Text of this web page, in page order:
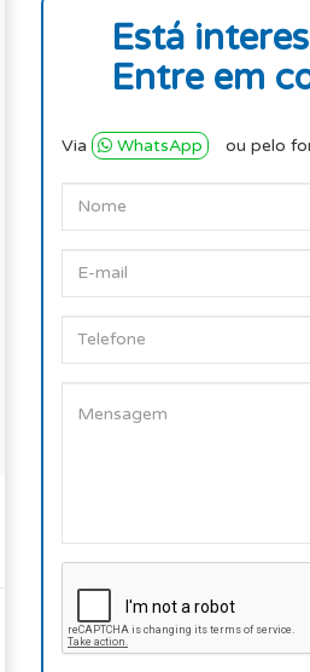
Está
Entre em
Via WhatsApp ou pelo